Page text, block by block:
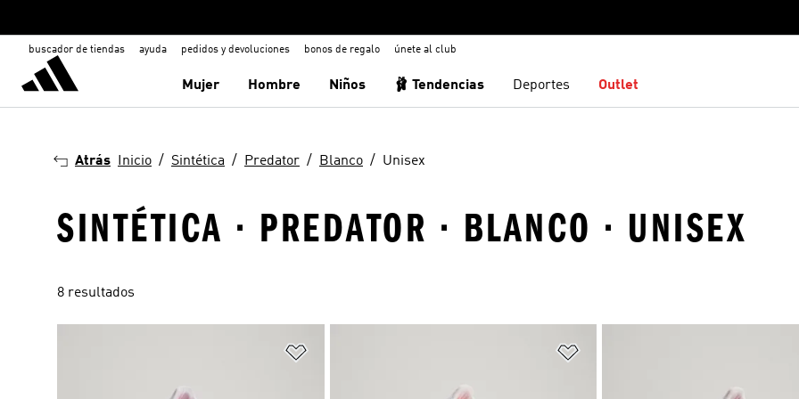
buscador de tiendas ayuda pedidos y devoluciones bonos de regalo únete al club
Mujer Hombre Niños 🩰 Tendencias Deportes Outlet
Atrás Inicio Sintética Predator Blanco Unisex
SINTÉTICA · PREDATOR · BLANCO · UNISEX
8 resultados